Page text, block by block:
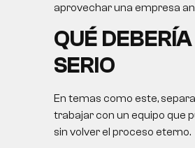
aprovechar una empresa
QUÉ
SERIO
En temas como este,
trabajar con un equipo que
sin volver el proceso eterno.